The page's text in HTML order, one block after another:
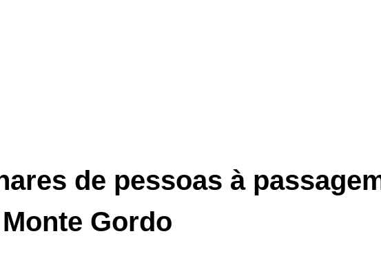
de pessoas à
Gordo